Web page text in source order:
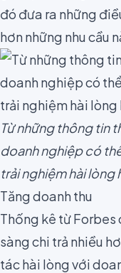
đó đưa ra những
hơn những nhu cầu
Từ những thông tin
doanh nghiệp có
trải nghiệm hài lòng
Tăng doanh thu
Thống kê từForbes
sàng chi trả nhiều
tác hài lòng với